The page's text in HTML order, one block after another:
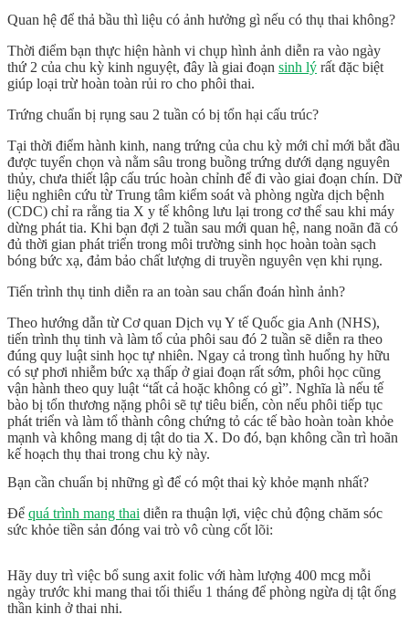
Quan hệ để thả bầu thì liệu có ảnh hưởng gì nếu có thụ thai không?
Thời điểm bạn thực hiện hành vi chụp hình ảnh diễn ra vào ngày
thứ 2 của chu kỳ kinh nguyệt, đây là giai đoạn sinh lý rất đặc biệt
giúp loại trừ hoàn toàn rủi ro cho phôi thai.
Trứng chuẩn bị rụng sau 2 tuần có bị tổn hại cấu trúc?
Tại thời điểm hành kinh, nang trứng của chu kỳ mới chỉ mới bắt đầu
được tuyển chọn và nằm sâu trong buồng trứng dưới dạng nguyên
thủy, chưa thiết lập cấu trúc hoàn chỉnh để đi vào giai đoạn chín. Dữ
liệu nghiên cứu từ Trung tâm kiểm soát và phòng ngừa dịch bệnh
(CDC) chỉ ra rằng tia X y tế không lưu lại trong cơ thể sau khi máy
dừng phát tia. Khi bạn đợi 2 tuần sau mới quan hệ, nang noãn đã có
đủ thời gian phát triển trong môi trường sinh học hoàn toàn sạch
bóng bức xạ, đảm bảo chất lượng di truyền nguyên vẹn khi rụng.
Tiến trình thụ tinh diễn ra an toàn sau chẩn đoán hình ảnh?
Theo hướng dẫn từ Cơ quan Dịch vụ Y tế Quốc gia Anh (NHS),
tiến trình thụ tinh và làm tổ của phôi sau đó 2 tuần sẽ diễn ra theo
đúng quy luật sinh học tự nhiên. Ngay cả trong tình huống hy hữu
có sự phơi nhiễm bức xạ thấp ở giai đoạn rất sớm, phôi học cũng
vận hành theo quy luật “tất cả hoặc không có gì”. Nghĩa là nếu tế
bào bị tổn thương nặng phôi sẽ tự tiêu biến, còn nếu phôi tiếp tục
phát triển và làm tổ thành công chứng tỏ các tế bào hoàn toàn khỏe
mạnh và không mang dị tật do tia X. Do đó, bạn không cần trì hoãn
kế hoạch thụ thai trong chu kỳ này.
Bạn cần chuẩn bị những gì để có một thai kỳ khỏe mạnh nhất?
Để quá trình mang thai diễn ra thuận lợi, việc chủ động chăm sóc
sức khỏe tiền sản đóng vai trò vô cùng cốt lõi:
Hãy duy trì việc bổ sung axit folic với hàm lượng 400 mcg mỗi
ngày trước khi mang thai tối thiểu 1 tháng để phòng ngừa dị tật ống
thần kinh ở thai nhi.